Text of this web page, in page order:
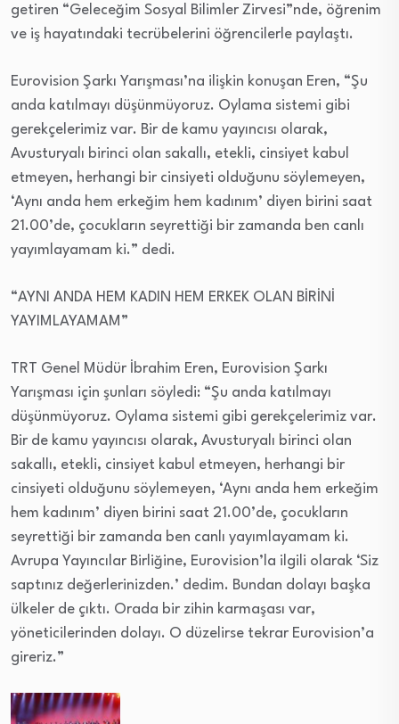
getiren “Geleceğim Sosyal Bilimler Zirvesi”nde, öğrenim
ve iş hayatındaki tecrübelerini öğrencilerle paylaştı.
Eurovision Şarkı Yarışması’na ilişkin konuşan Eren, “Şu
anda katılmayı düşünmüyoruz. Oylama sistemi gibi
gerekçelerimiz var. Bir de kamu yayıncısı olarak,
Avusturyalı birinci olan sakallı, etekli, cinsiyet kabul
etmeyen, herhangi bir cinsiyeti olduğunu söylemeyen,
‘Aynı anda hem erkeğim hem kadınım’ diyen birini saat
21.00’de, çocukların seyrettiği bir zamanda ben canlı
yayımlayamam ki.” dedi.
“AYNI ANDA HEM KADIN HEM ERKEK OLAN BİRİNİ
YAYIMLAYAMAM”
TRT Genel Müdür İbrahim Eren, Eurovision Şarkı
Yarışması için şunları söyledi: “Şu anda katılmayı
düşünmüyoruz. Oylama sistemi gibi gerekçelerimiz var.
Bir de kamu yayıncısı olarak, Avusturyalı birinci olan
sakallı, etekli, cinsiyet kabul etmeyen, herhangi bir
cinsiyeti olduğunu söylemeyen, ‘Aynı anda hem erkeğim
hem kadınım’ diyen birini saat 21.00’de, çocukların
seyrettiği bir zamanda ben canlı yayımlayamam ki.
Avrupa Yayıncılar Birliğine, Eurovision’la ilgili olarak ‘Siz
saptınız değerlerinizden.’ dedim. Bundan dolayı başka
ülkeler de çıktı. Orada bir zihin karmaşası var,
yöneticilerinden dolayı. O düzelirse tekrar Eurovision’a
gireriz.”